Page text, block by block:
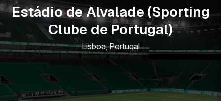
Estádio de Alvalade (Sporting
Clube de Portugal)
Lisboa, Portugal